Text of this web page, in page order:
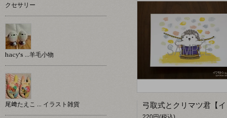
クセサリー
hacy's …羊毛小物
尾﨑たえこ … イラスト雑貨